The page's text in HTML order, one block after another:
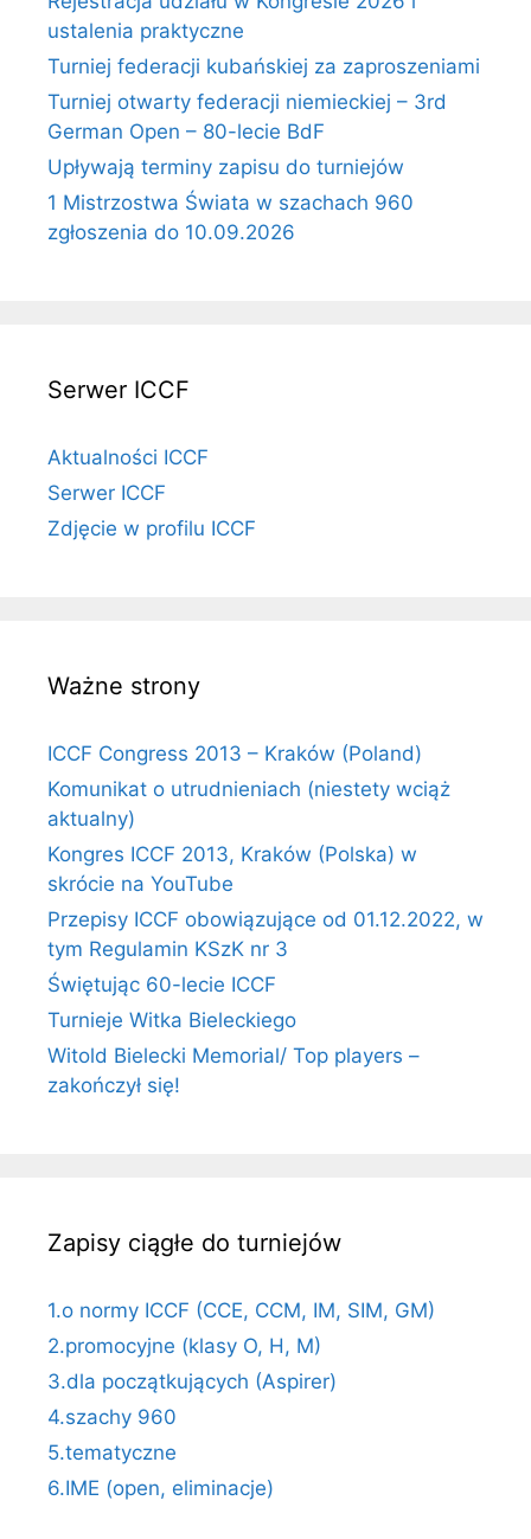
ustalenia praktyczne
Turniej federacji kubańskiej za zaproszeniami
Turniej otwarty federacji niemieckiej – 3rd
German Open – 80-lecie BdF
Upływają terminy zapisu do turniejów
1 Mistrzostwa Świata w szachach 960
zgłoszenia do 10.09.2026
Serwer ICCF
Aktualności ICCF
Serwer ICCF
Zdjęcie w profilu ICCF
Ważne strony
ICCF Congress 2013 – Kraków (Poland)
Komunikat o utrudnieniach (niestety wciąż
aktualny)
Kongres ICCF 2013, Kraków (Polska) w
skrócie na YouTube
Przepisy ICCF obowiązujące od 01.12.2022, w
tym Regulamin KSzK nr 3
Świętując 60-lecie ICCF
Turnieje Witka Bieleckiego
Witold Bielecki Memorial/ Top players –
zakończył się!
Zapisy ciągłe do turniejów
1.o normy ICCF (CCE, CCM, IM, SIM, GM)
2.promocyjne (klasy O, H, M)
3.dla początkujących (Aspirer)
4.szachy 960
5.tematyczne
6.IME (open, eliminacje)